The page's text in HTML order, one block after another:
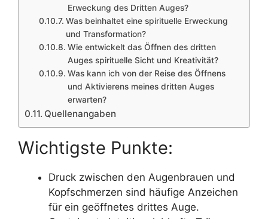
Erweckung des Dritten Auges?
Was beinhaltet eine spirituelle Erweckung
und Transformation?
Wie entwickelt das Öffnen des dritten
Auges spirituelle Sicht und Kreativität?
Was kann ich von der Reise des Öffnens
und Aktivierens meines dritten Auges
erwarten?
Quellenangaben
Wichtigste Punkte:
Druck zwischen den Augenbrauen und
Kopfschmerzen sind häufige Anzeichen
für ein geöffnetes drittes Auge.